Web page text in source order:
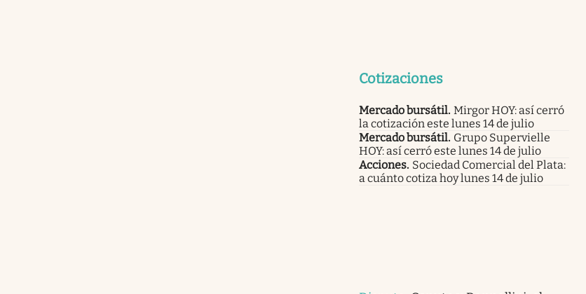
Cotizaciones
Mercado bursátil. Mirgor HOY: así cerró
la cotización este lunes 14 de julio
Mercado bursátil. Grupo Supervielle
HOY: así cerró este lunes 14 de julio
Acciones. Sociedad Comercial del Plata:
a cuánto cotiza hoy lunes 14 de julio